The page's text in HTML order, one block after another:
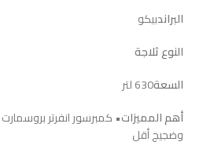
البراندبيكو
النوع ثلاجة
السعة630 لتر
أهم المميزات• كمبرسور انفرتر
وضجيج أقل